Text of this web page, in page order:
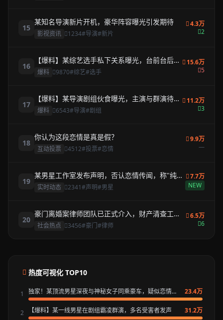
15
某知名导演新片开机，豪华阵容曝光引发期待
影视资讯 1234#导演#新片
4.3万
2
16
【爆料】某综艺选手私下关系曝光，台前台后判
若两人
爆料 9870#综艺#选手
15.6万
5
17
【爆料】某导演剧组伙食曝光，主演与群演待遇
天壤之别
爆料 6543#导演#剧组
11.2万
3
18
你认为这段恋情是真是假？
互动投票 4512#投票#恋情
9.9万
—
19
某男星工作室发布声明，否认恋情传闻，称"纯属
子虚乌有"
实时动态 2341#声明#男星
7.7万
NEW
20
豪门离婚案律师团队已正式介入，财产清查工作
启动
社会热点 3456#豪门#律师
6.5万
6
热度可视化 TOP10
1
独家！某顶流男星深夜与神秘女子同乘豪车，疑似恋情曝
光
23.4万
2 【爆料】某一线男星在剧组霸凌群演，多名受害者发声 31.2万